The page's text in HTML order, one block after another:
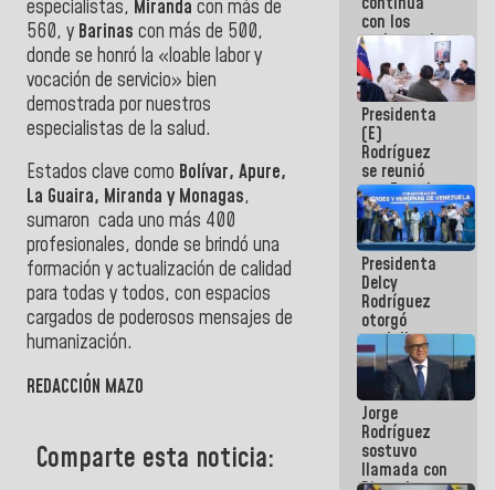
especialistas, Miranda con más de
560, y Barinas con más de 500,
donde se honró la «loable labor y
vocación de servicio» bien
demostrada por nuestros
especialistas de la salud.
Estados clave como Bolívar, Apure,
La Guaira, Miranda y Monagas,
sumaron cada uno más 400
profesionales, donde se brindó una
formación y actualización de calidad
para todas y todos, con espacios
cargados de poderosos mensajes de
humanización.
REDACCIÓN MAZO
Comparte esta noticia:
con los
trabajos de
mantenimiento
e inspección
en la Línea 2
Presidenta
(E)
Rodríguez
se reunió
con Estado
Mayor
Eléctrico
para
abordar
planes de
acción
Presidenta
Delcy
Rodríguez
otorgó
medalla
"Héroe de
Venezuela"
a servidores
públicos
Jorge
Rodríguez
sostuvo
llamada con